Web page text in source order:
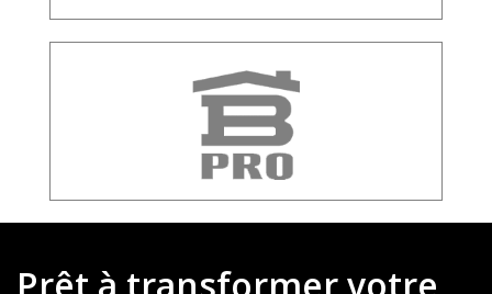
Prêt à transformer votre